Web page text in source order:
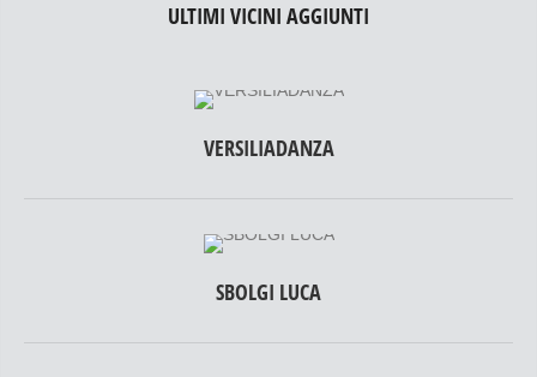
ULTIMI VICINI AGGIUNTI
VERSILIADANZA
SBOLGI LUCA